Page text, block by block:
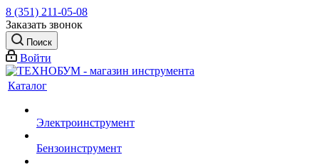
8 (351) 211-05-08
Заказать звонок
Поиск
Войти
Каталог
Электроинструмент
Бензоинструмент